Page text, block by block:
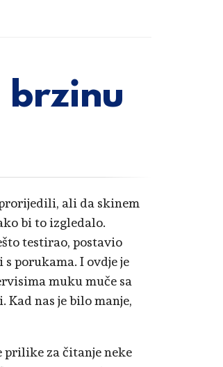
brzinu
ali da skinem
bi to izgledalo.
testirao, postavio
porukama. I ovdje je
muku muče sa
Kad nas je bilo manje,
prilike za čitanje neke